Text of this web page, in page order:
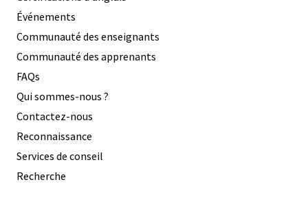
Événements
Communauté des enseignants
Communauté des apprenants
FAQs
Qui sommes-nous ?
Contactez-nous
Reconnaissance
Services de conseil
Recherche